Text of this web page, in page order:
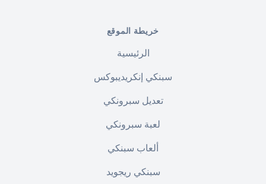
خريطة الموقع
الرئيسية
سبنكي إنكريديبوكس
تعديل سبرونكي
لعبة سبرونكي
ألعاب سبنكي
سبنكي ريجويد